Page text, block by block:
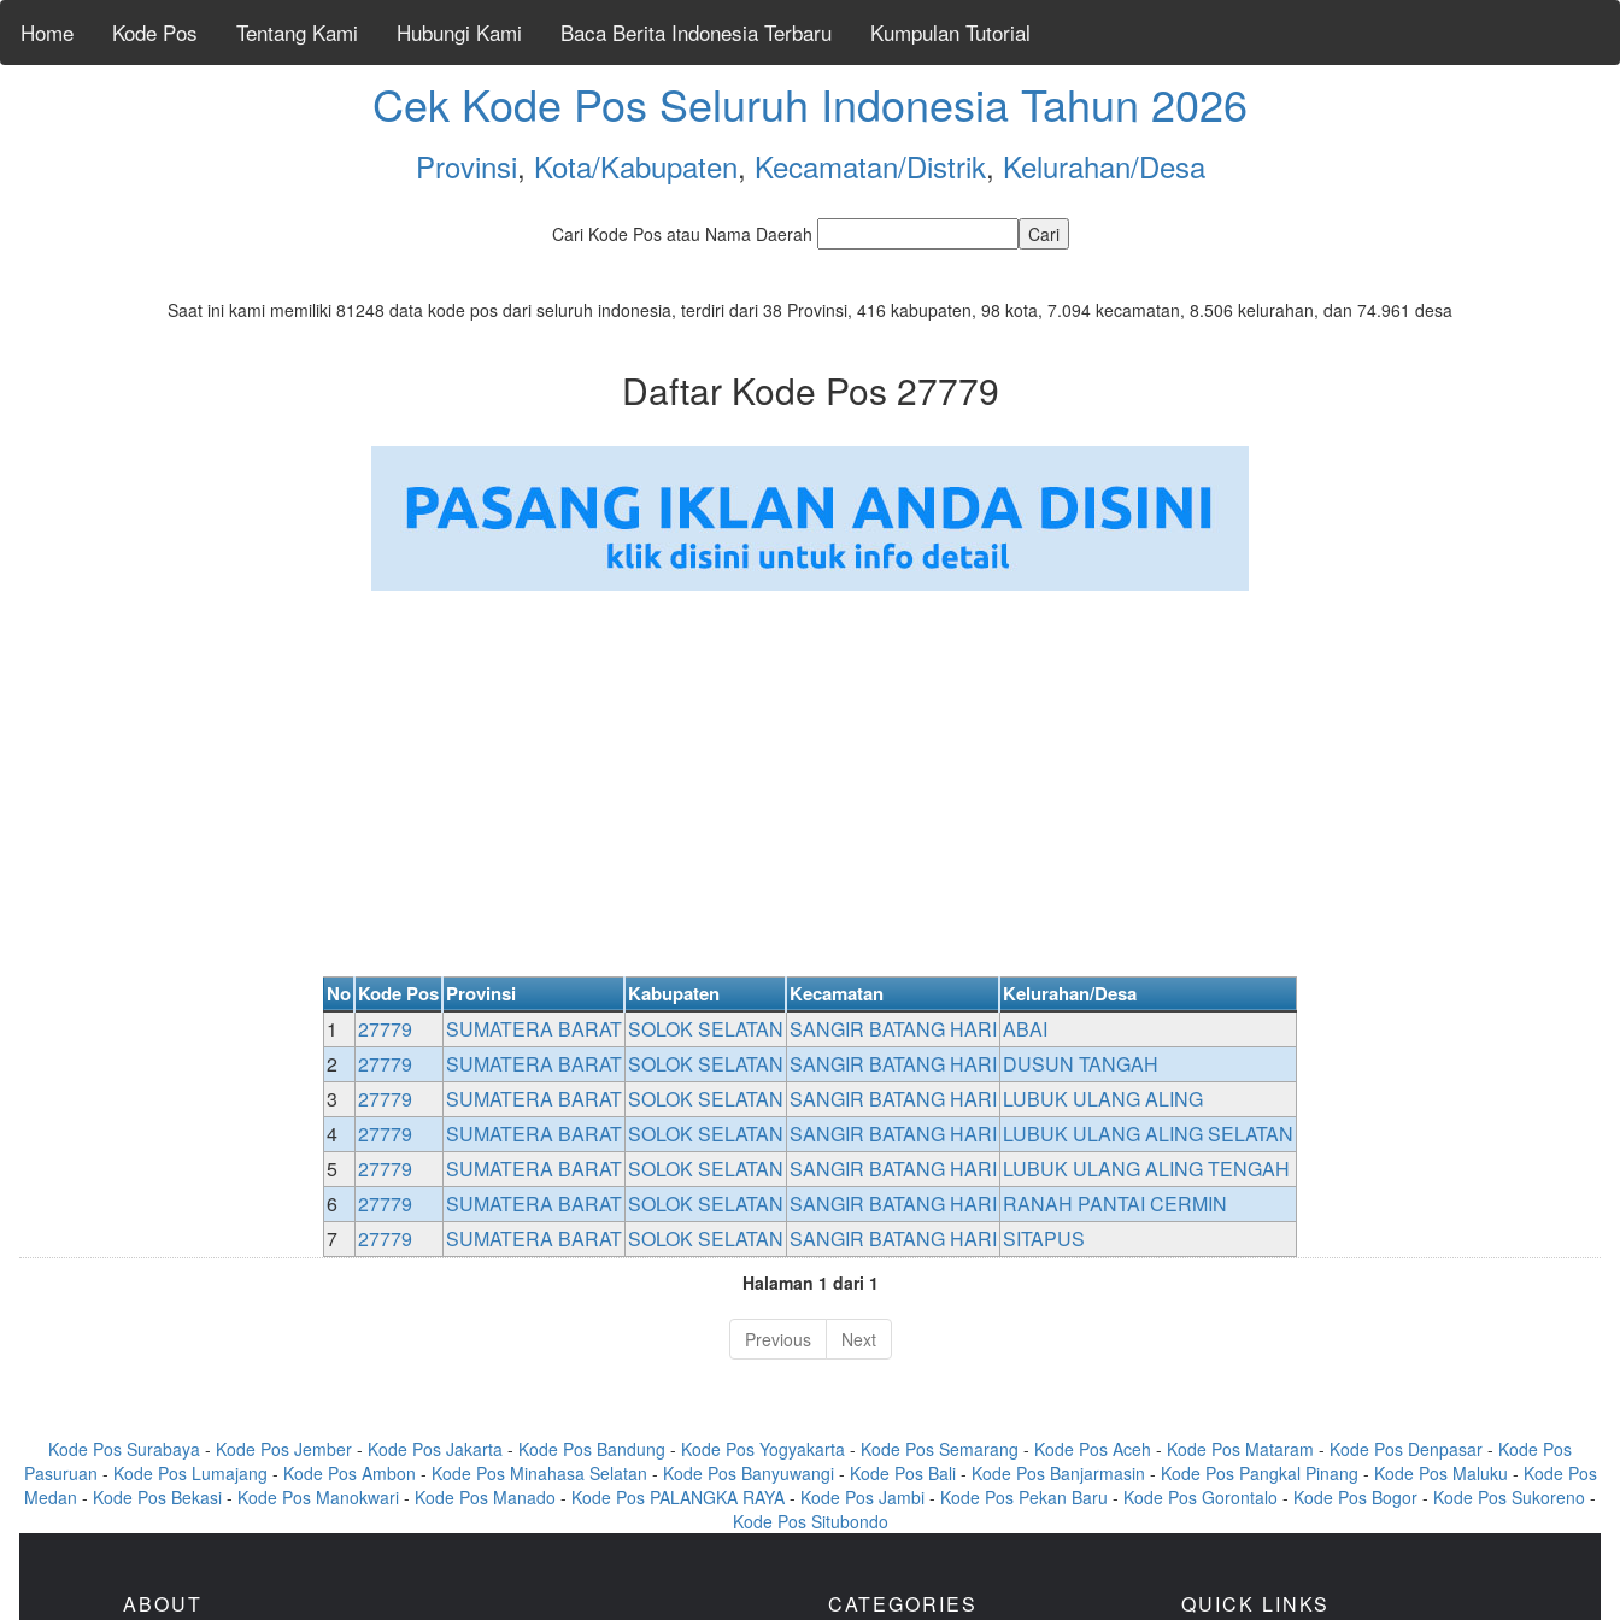
Home Kode Pos Tentang Kami Hubungi Kami Baca Berita Indonesia Terbaru Kumpulan Tutorial
Cek Kode Pos Seluruh Indonesia Tahun 2026
Provinsi, Kota/Kabupaten, Kecamatan/Distrik, Kelurahan/Desa
Cari Kode Pos atau Nama Daerah
Saat ini kami memiliki 81248 data kode pos dari seluruh indonesia, terdiri dari 38 Provinsi, 416 kabupaten, 98 kota, 7.094 kecamatan, 8.506 kelurahan, dan 74.961 desa
Daftar Kode Pos 27779
No Kode Pos Provinsi Kabupaten Kecamatan Kelurahan/Desa
1 27779 SUMATERA BARAT SOLOK SELATAN SANGIR BATANG HARI ABAI
2
27779 SUMATERA BARAT SOLOK SELATAN SANGIR BATANG HARI DUSUN TANGAH
3
27779 SUMATERA BARAT SOLOK SELATAN SANGIR BATANG HARI LUBUK ULANG ALING
4
27779 SUMATERA BARAT SOLOK SELATAN SANGIR BATANG HARI LUBUK ULANG ALING SELATAN
5
27779 SUMATERA BARAT SOLOK SELATAN SANGIR BATANG HARI LUBUK ULANG ALING TENGAH
6
27779 SUMATERA BARAT SOLOK SELATAN SANGIR BATANG HARI RANAH PANTAI CERMIN
7
27779 SUMATERA BARAT SOLOK SELATAN SANGIR BATANG HARI SITAPUS
Halaman 1 dari 1
Previous Next
Kode Pos Surabaya - Kode Pos Jember - Kode Pos Jakarta - Kode Pos Bandung - Kode Pos Yogyakarta - Kode Pos Semarang - Kode Pos Aceh - Kode Pos Mataram - Kode Pos Denpasar - Kode Pos
Pasuruan - Kode Pos Lumajang - Kode Pos Ambon - Kode Pos Minahasa Selatan - Kode Pos Banyuwangi- Kode Pos Bali- Kode Pos Banjarmasin - Kode Pos Pangkal Pinang - Kode Pos Maluku - Kode Pos
Medan - Kode Pos Bekasi - Kode Pos Manokwari - Kode Pos Manado - Kode Pos PALANGKA RAYA - Kode Pos Jambi - Kode Pos Pekan Baru - Kode Pos Gorontalo - Kode Pos Bogor - Kode Pos Sukoreno -
Kode Pos Situbondo
ABOUT CATEGORIES QUICK LINKS